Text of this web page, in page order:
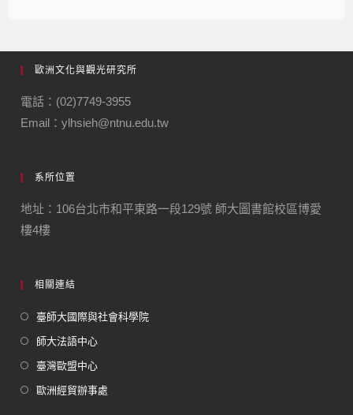
歐洲文化與觀光研究所
電話：(02)7749-3955
Email：ylhsieh@ntnu.edu.tw
系所位置
地址：106台北市和平東路一段129號 師大圖書館校區博愛
樓4樓
相關連結
臺師大國際與社會科學院
師大法語中心
臺灣歐盟中心
歐洲經貿辦事處